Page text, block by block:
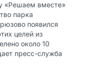
«Решаем вместе»
парка
появился
целей из
около 10
пресс-служба